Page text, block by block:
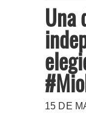
Una
15 DE